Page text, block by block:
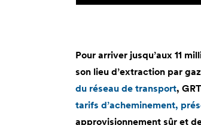
Pour arriver jusqu’aux 11
son lieu d’extraction par
du réseau de transport,
tarifs d’acheminement,
approvisionnement sûr et